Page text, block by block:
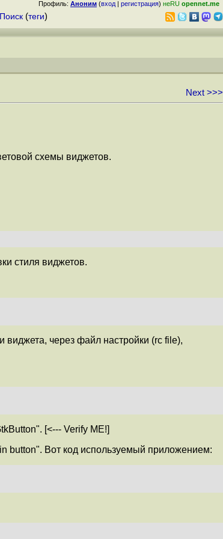
Профиль: Аноним (вход | регистрация) неRU opennet.me
Поиск (теги)
Next >>>
схемы виджетов.
стиля виджетов.
виджета, через файл настройки (rc file),
[<--- Verify ME!]
button". Вот код используемый приложением: